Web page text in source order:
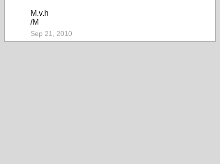
M.v.h
/M
Sep 21, 2010